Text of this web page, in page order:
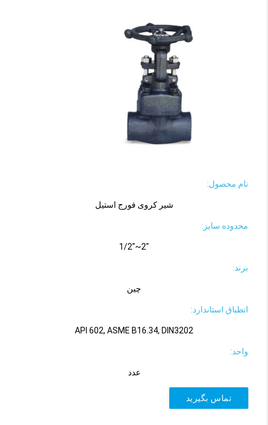
نام محصول:
شیر کروی فورج استیل
محدوده سایز:
"2~"1/2
برند:
چین
انطباق استاندارد:
API 602, ASME B16.34, DIN3202
واحد:
عدد
تماس بگیرید